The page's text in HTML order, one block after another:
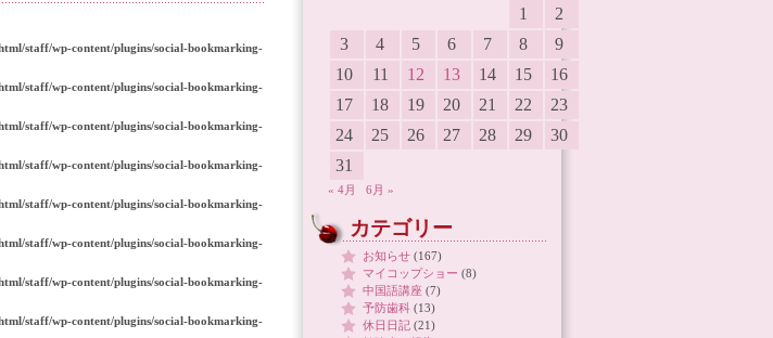
staff/wp-content/plugins/social-bookmarking-
staff/wp-content/plugins/social-bookmarking-
staff/wp-content/plugins/social-bookmarking-
staff/wp-content/plugins/social-bookmarking-
staff/wp-content/plugins/social-bookmarking-
staff/wp-content/plugins/social-bookmarking-
staff/wp-content/plugins/social-bookmarking-
staff/wp-content/plugins/social-bookmarking-
1
2
3
4 5 6 7 8
9
10
11 12 13 14 15
16
17
18 19 20 21 22
23
24
25 26 27 28 29
30
31
« 4月 6月 »
カテゴリー
お知らせ (167)
マイコップショー (8)
中国語講座 (7)
予防歯科 (13)
休日日記 (21)